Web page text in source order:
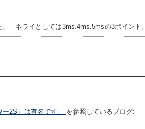
ネライとしては3ms.4ms.5msの3ポイント。
2S」は有名です。 を参照しているブログ: